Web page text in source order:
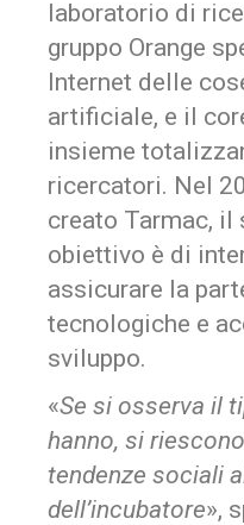
laboratorio di
gruppo Orange
Internet delle
artificiale, e il
insieme
ricercatori. Nel
creato Tarmac, il
obiettivo è di
assicurare la
tecnologiche e
sviluppo.
«Se si osserva il
hanno, si
tendenze sociali
dell’incubatore»,